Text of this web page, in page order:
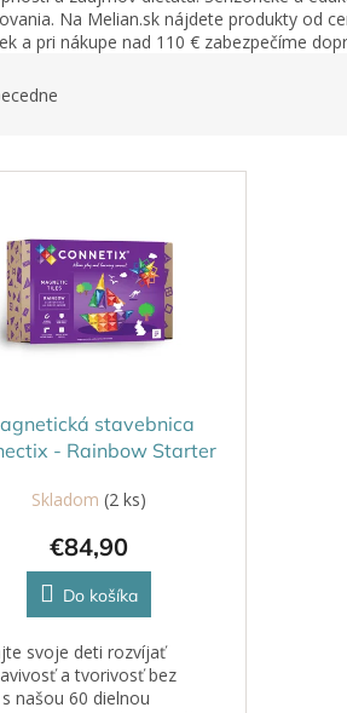
Na Melian.sk nájdete produkty od
a pri nákupe nad 110 € zabezpečíme
stavebnica
- Rainbow Starter
Skladom (2 ks)
€84,90
Do košíka
svoje deti rozvíjať
a tvorivosť bez
našou 60 dielnou